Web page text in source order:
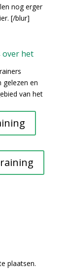
nog erger
[/blur]
over het
gelezen en
van het
plaatsen.